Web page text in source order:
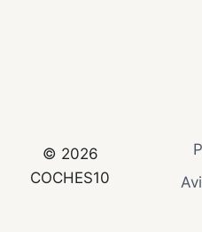
© 2026
COCHES10